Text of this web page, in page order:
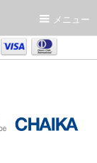
メニュー